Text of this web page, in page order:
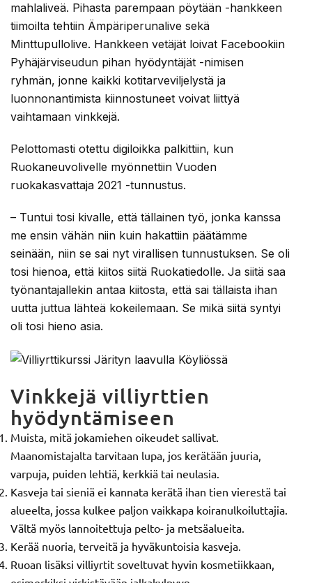
mahlaliveä. Pihasta parempaan pöytään -hankkeen
tiimoilta tehtiin Ämpäriperunalive sekä
Minttupullolive. Hankkeen vetäjät loivat Facebookiin
Pyhäjärviseudun pihan hyödyntäjät -nimisen
ryhmän, jonne kaikki kotitarveviljelystä ja
luonnonantimista kiinnostuneet voivat liittyä
vaihtamaan vinkkejä.
Pelottomasti otettu digiloikka palkittiin, kun
Ruokaneuvolivelle myönnettiin Vuoden
ruokakasvattaja 2021 -tunnustus.
– Tuntui tosi kivalle, että tällainen työ, jonka kanssa
me ensin vähän niin kuin hakattiin päätämme
seinään, niin se sai nyt virallisen tunnustuksen. Se oli
tosi hienoa, että kiitos siitä Ruokatiedolle. Ja siitä saa
työnantajallekin antaa kiitosta, että sai tällaista ihan
uutta juttua lähteä kokeilemaan. Se mikä siitä syntyi
oli tosi hieno asia.
Vinkkejä villiyrttien
hyödyntämiseen
Muista, mitä jokamiehen oikeudet sallivat.
Maanomistajalta tarvitaan lupa, jos kerätään juuria,
varpuja, puiden lehtiä, kerkkiä tai neulasia.
Kasveja tai sieniä ei kannata kerätä ihan tien vierestä tai
alueelta, jossa kulkee paljon vaikkapa koiranulkoiluttajia.
Vältä myös lannoitettuja pelto- ja metsäalueita.
Kerää nuoria, terveitä ja hyväkuntoisia kasveja.
Ruoan lisäksi villiyrtit soveltuvat hyvin kosmetiikkaan,